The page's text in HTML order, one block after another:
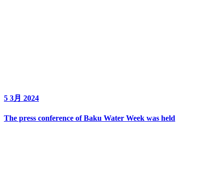
5 3月 2024
The press conference of Baku Water Week was held